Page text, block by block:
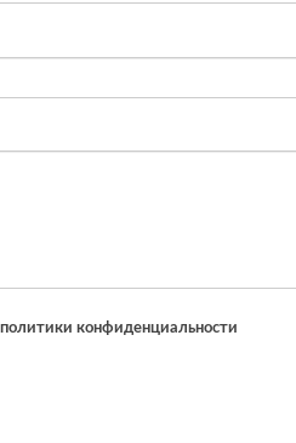
политики конфиденциальности